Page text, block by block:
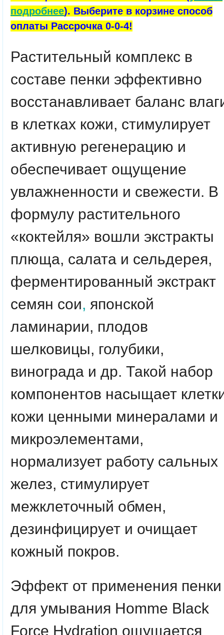
подробнее). Выберите в корзине способ
оплаты Рассрочка 0-0-4!
Растительный комплекс в
составе пенки эффективно
восстанавливает баланс
в клетках кожи, стимулирует
активную регенерацию и
обеспечивает ощущение
увлажненности и свежести. В
формулу растительного
«коктейля» вошли экстракты
плюща, салата и сельдерея,
ферментированный экстракт
семян сои, японской
ламинарии, плодов
шелковицы, голубики,
винограда и др. Такой набор
компонентов насыщает
кожи ценными минералами и
микроэлементами,
нормализует работу сальных
желез, стимулирует
межклеточный обмен,
дезинфицирует и очищает
кожный покров.
Эффект от применения пенки
для умывания Homme Black
Force Hydration ощущается